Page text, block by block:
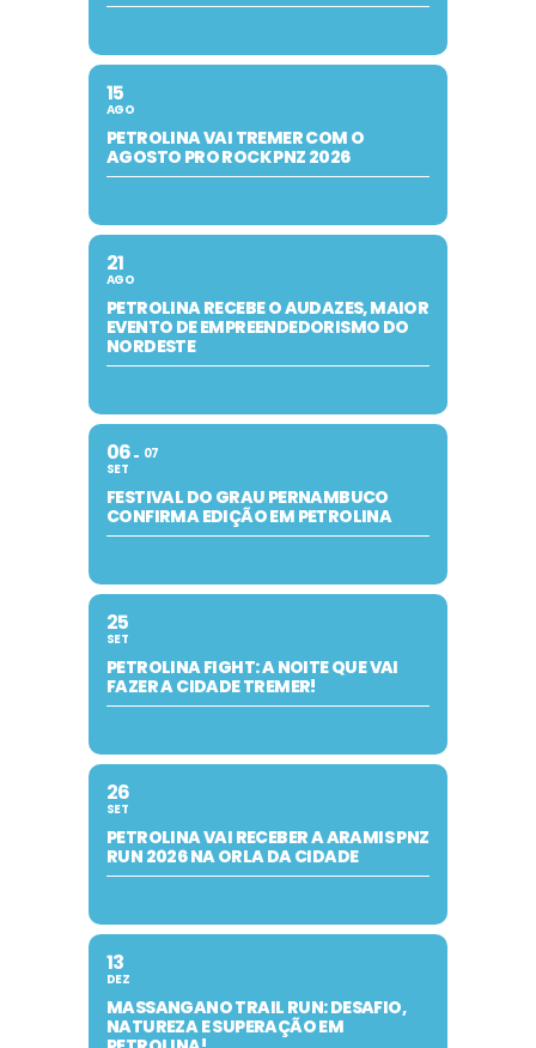
15
AGO
PETROLINA VAI TREMER COM O
AGOSTO PRO ROCK PNZ 2026
21
AGO
PETROLINA RECEBE O AUDAZES, MAIOR
EVENTO DE EMPREENDEDORISMO DO
NORDESTE
06
SET
07
FESTIVAL DO GRAU PERNAMBUCO
CONFIRMA EDIÇÃO EM PETROLINA
25
SET
PETROLINA FIGHT: A NOITE QUE VAI
FAZER A CIDADE TREMER!
26
SET
PETROLINA VAI RECEBER A ARAMIS PNZ
RUN 2026 NA ORLA DA CIDADE
13
DEZ
MASSANGANO TRAIL RUN: DESAFIO,
NATUREZA E SUPERAÇÃO EM